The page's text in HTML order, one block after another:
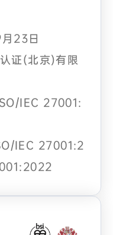
23日
证(北京)有限
IEC 27001:
IEC 27001:2